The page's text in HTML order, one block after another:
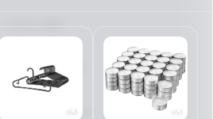
ظروف پذیرایی
رانر | رومیزی | زیر
میز ناهارخوری | میز |